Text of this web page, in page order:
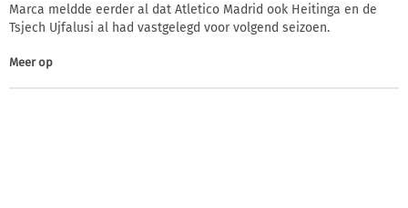
Marca meldde eerder al dat Atletico Madrid ook Heitinga en de
Tsjech Ujfalusi al had vastgelegd voor volgend seizoen.
Meer op